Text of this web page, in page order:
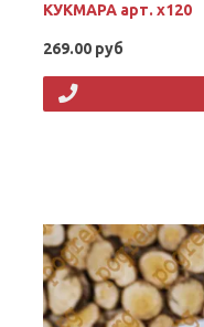
КУКМАРА арт. х120
269.00 руб